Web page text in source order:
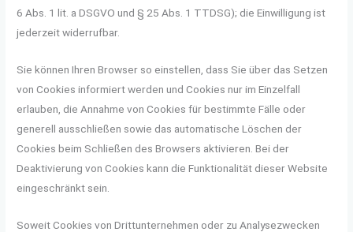
6 Abs. 1 lit. a DSGVO und § 25 Abs. 1 TTDSG); die Einwilligung ist
jederzeit widerrufbar.
Sie können Ihren Browser so einstellen, dass Sie über das Setzen
von Cookies informiert werden und Cookies nur im Einzelfall
erlauben, die Annahme von Cookies für bestimmte Fälle oder
generell ausschließen sowie das automatische Löschen der
Cookies beim Schließen des Browsers aktivieren. Bei der
Deaktivierung von Cookies kann die Funktionalität dieser Website
eingeschränkt sein.
Soweit Cookies von Drittunternehmen oder zu Analysezwecken